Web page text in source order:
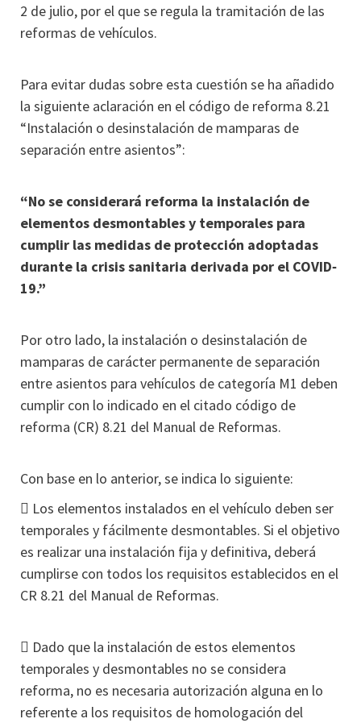
2 de julio, por el que se regula la tramitación de las
reformas de vehículos.
Para evitar dudas sobre esta cuestión se ha añadido
la siguiente aclaración en el código de reforma 8.21
“Instalación o desinstalación de mamparas de
separación entre asientos”:
“No se considerará reforma la instalación de
elementos desmontables y temporales para
cumplir las medidas de protección adoptadas
durante la crisis sanitaria derivada por el COVID‐
19.”
Por otro lado, la instalación o desinstalación de
mamparas de carácter permanente de separación
entre asientos para vehículos de categoría M1 deben
cumplir con lo indicado en el citado código de
reforma (CR) 8.21 del Manual de Reformas.
Con base en lo anterior, se indica lo siguiente:
 Los elementos instalados en el vehículo deben ser
temporales y fácilmente desmontables. Si el objetivo
es realizar una instalación fija y definitiva, deberá
cumplirse con todos los requisitos establecidos en el
CR 8.21 del Manual de Reformas.
 Dado que la instalación de estos elementos
temporales y desmontables no se considera
reforma, no es necesaria autorización alguna en lo
referente a los requisitos de homologación del